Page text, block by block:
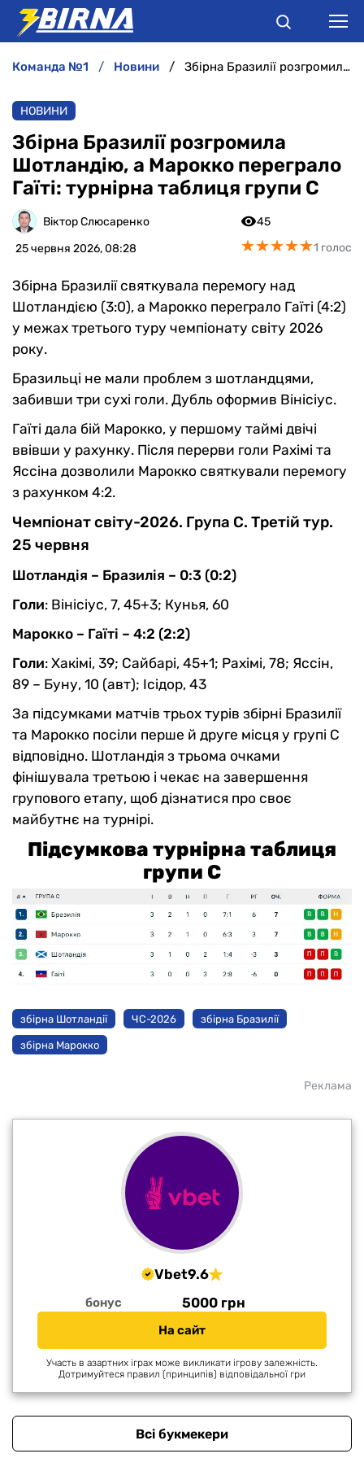
АНАЛІТИКА
ІНТЕРВ'Ю
РІЗНЕ
БУКМЕКЕРИ
команда №1 новини Збірна Бразилії розгромила Шотландію, а Марокко переграло Гаїті: турнірна таблиця групи С
НОВИНИ
Збірна Бразилії розгромила
Шотландію, а Марокко переграло
Гаїті: турнірна таблиця групи С
Віктор Слюсаренко
25 червня 2026, 08:28
45
★★★★★
★★★★★1 голос
Збірна Бразилії святкувала перемогу над
Шотландією (3:0), а Марокко переграло Гаїті (4:2)
у межах третього туру чемпіонату світу 2026
року.
Бразильці не мали проблем з шотландцями,
забивши три сухі голи. Дубль оформив Вінісіус.
Гаїті дала бій Марокко, у першому таймі двічі
ввівши у рахунку. Після перерви голи Рахімі та
Яссіна дозволили Марокко святкували перемогу
з рахунком 4:2.
Чемпіонат світу-2026. Група С. Третій тур.
25 червня
Шотландія – Бразилія – 0:3 (0:2)
Голи: Вінісіус, 7, 45+3; Кунья, 60
Марокко – Гаїті – 4:2 (2:2)
Голи: Хакімі, 39; Сайбарі, 45+1; Рахімі, 78; Яссін,
89 – Буну, 10 (авт); Ісідор, 43
За підсумками матчів трьох турів збірні Бразилії
та Марокко посіли перше й друге місця у групі С
відповідно. Шотландія з трьома очками
фінішувала третьою і чекає на завершення
групового етапу, щоб дізнатися про своє
майбутнє на турнірі.
Підсумкова турнірна таблиця
групи С
збірна Шотландії ЧС-2026 збірна Бразилії
збірна Марокко
Реклама
Vbet9.6
бонус 5000 грн
На сайт
Участь в азартних іграх може викликати ігрову залежність.
Дотримуйтеся правил (принципів) відповідальної гри
Всі букмекери